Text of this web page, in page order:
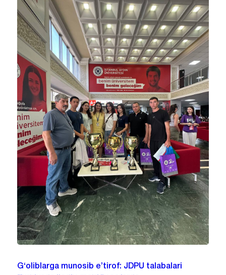
G‘oliblarga munosib e’tirof: JDPU talabalari